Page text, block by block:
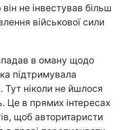
не інвестував більш
військової сили
в оману щодо
підтримувала
Тут ніколи не йшлося
Це в прямих інтересах
щоб авторитаристи